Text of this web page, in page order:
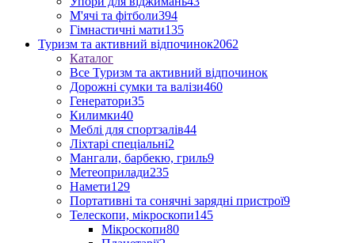
М'ячі та фітболи394
Гімнастичні мати135
Туризм та активний відпочинок2062
Каталог
Все Туризм та активний відпочинок
Дорожні сумки та валізи460
Генератори35
Килимки40
Меблі для спортзалів44
Ліхтарі спеціальні2
Мангали, барбекю, гриль9
Метеоприлади235
Намети129
Портативні та сонячні зарядні пристрої9
Телескопи, мікроскопи145
Мікроскопи80